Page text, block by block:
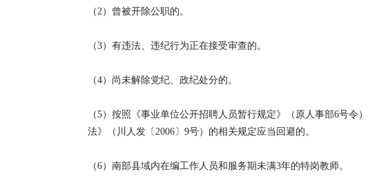
（2）曾被开除公职的。
（3）有违法、违纪行为正在接受审查的。
（4）尚未解除党纪、政纪处分的。
（5）按照《事业单位公开招聘人员暂行规定》（原人事部6号令
法》（川人发〔2006〕9号）的相关规定应当回避的。
（6）南部县域内在编工作人员和服务期未满3年的特岗教师。